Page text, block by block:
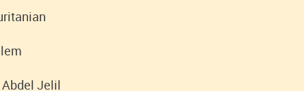
Abdel Jelil